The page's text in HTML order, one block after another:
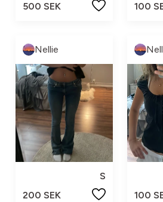
500 SEK
100
Nellie
S
200 SEK
100